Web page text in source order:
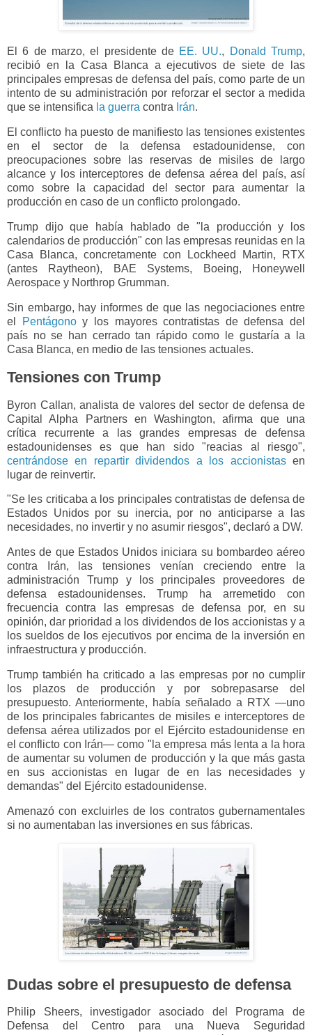
El 6 de marzo, el presidente de EE. UU., Donald Trump,
recibió en la Casa Blanca a ejecutivos de siete de las
principales empresas de defensa del país, como parte de un
intento de su administración por reforzar el sector a medida
que se intensifica la guerra contra Irán.
El conflicto ha puesto de manifiesto las tensiones existentes
en el sector de la defensa estadounidense, con
preocupaciones sobre las reservas de misiles de largo
alcance y los interceptores de defensa aérea del país, así
como sobre la capacidad del sector para aumentar la
producción en caso de un conflicto prolongado.
Trump dijo que había hablado de "la producción y los
calendarios de producción" con las empresas reunidas en la
Casa Blanca, concretamente con Lockheed Martin, RTX
(antes Raytheon), BAE Systems, Boeing, Honeywell
Aerospace y Northrop Grumman.
Sin embargo, hay informes de que las negociaciones entre
el
Pentágonoy los mayores contratistas de defensa del
país no se han cerrado tan rápido como le gustaría a la
Casa Blanca, en medio de las tensiones actuales.
Tensiones con Trump
Byron Callan, analista de valores del sector de defensa de
Capital Alpha Partners en Washington, afirma que una
crítica recurrente a las grandes empresas de defensa
estadounidenses es que han sido "reacias al riesgo",
centrándose en repartir dividendos a los accionistasen
lugar de reinvertir.
"Se les criticaba a los principales contratistas de defensa de
Estados Unidos por su inercia, por no anticiparse a las
necesidades, no invertir y no asumir riesgos", declaró a DW.
Antes de que Estados Unidos iniciara su bombardeo aéreo
contra Irán, las tensiones venían creciendo entre la
administración Trump y los principales proveedores de
defensa estadounidenses. Trump ha arremetido con
frecuencia contra las empresas de defensa por, en su
opinión, dar prioridad a los dividendos de los accionistas y a
los sueldos de los ejecutivos por encima de la inversión en
infraestructura y producción.
Trump también ha criticado a las empresas por no cumplir
los plazos de producción y por sobrepasarse del
presupuesto. Anteriormente, había señalado a RTX —uno
de los principales fabricantes de misiles e interceptores de
defensa aérea utilizados por el Ejército estadounidense en
el conflicto con Irán— como "la empresa más lenta a la hora
de aumentar su volumen de producción y la que más gasta
en sus accionistas en lugar de en las necesidades y
demandas" del Ejército estadounidense.
Amenazó con excluirles de los contratos gubernamentales
si no aumentaban las inversiones en sus fábricas.
Dudas sobre el presupuesto de defensa
Philip Sheers, investigador asociado del Programa de
Defensa del Centro para una Nueva Seguridad